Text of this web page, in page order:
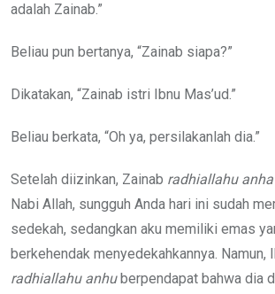
adalah Zainab.”
Beliau pun bertanya, “Zainab siapa?”
Dikatakan, “Zainab istri Ibnu Mas’ud.”
Beliau berkata, “Oh ya, persilakanlah dia.”
Setelah diizinkan, Zainab radhiallahu anha
Nabi Allah, sungguh Anda hari ini sudah
sedekah, sedangkan aku memiliki emas
berkehendak menyedekahkannya. Namun,
radhiallahu anhuberpendapat bahwa dia